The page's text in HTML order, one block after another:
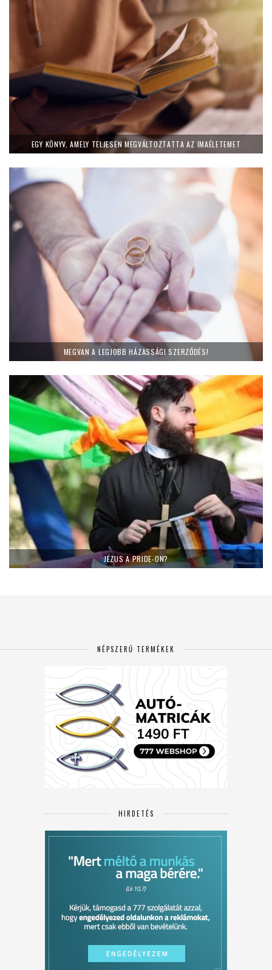
EGY KÖNYV, AMELY TELJESEN MEGVÁLTOZTATTA AZ IMAÉLETEMET
MEGVAN A LEGJOBB HÁZASSÁGI SZERZŐDÉS!
JÉZUS A PRIDE-ON?
NÉPSZERŰ TERMÉKEK
HIRDETÉS